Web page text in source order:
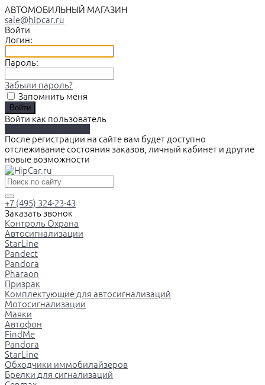
АВТОМОБИЛЬНЫЙ МАГАЗИН
sale@hipcar.ru
Войти
Логин:
Пароль:
Забыли пароль?
Запомнить меня
Войти как пользователь
После регистрации на сайте вам будет доступно
отслеживание состояния заказов, личный кабинет и другие
новые возможности
+7 (495) 324-23-43
Заказать звонок
Контроль Охрана
Автосигнализации
StarLine
Pandect
Pandora
Pharaon
Призрак
Комплектующие для автосигнализаций
Мотосигнализации
Маяки
Автофон
FindMe
Pandora
StarLine
Обходчики иммобилайзеров
Брелки для сигнализаций